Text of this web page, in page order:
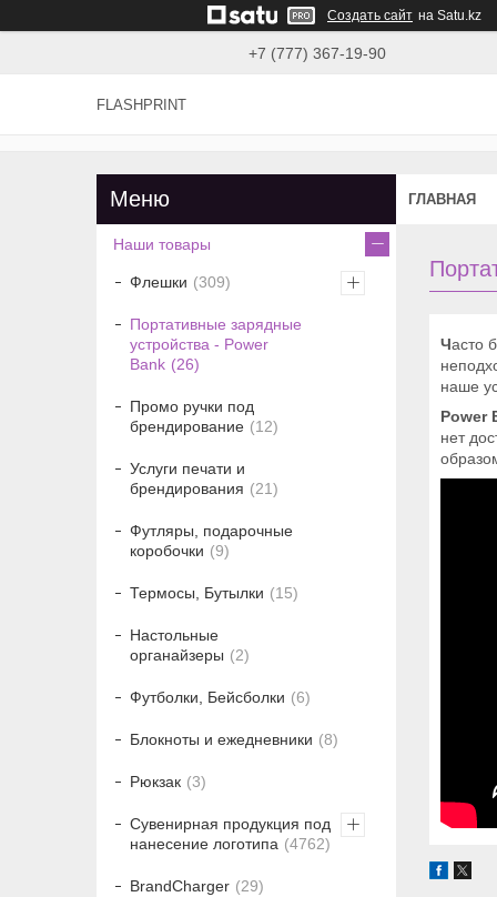
Создать сайт на Satu.kz
+7 (777) 367-19-90
FLASHPRINT
ГЛАВНАЯ
Часто
наше
Power
нет
Наши товары
Флешки 309
Портативные зарядные
устройства - Power
Bank
26
Промо ручки под
брендирование
12
Услуги печати и
брендирования
21
Футляры, подарочные
коробочки
9
Термосы, Бутылки 15
Настольные
органайзеры
2
Футболки, Бейсболки 6
Блокноты и ежедневники 8
Рюкзак 3
Сувенирная продукция под
нанесение логотипа
4762
BrandCharger 29